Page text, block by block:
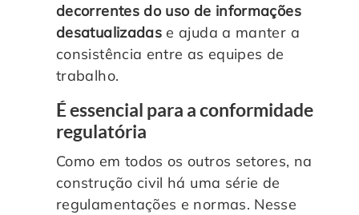
decorrentes do uso de informações
desatualizadase ajuda a manter a
consistência entre as equipes de
trabalho.
É essencial para a conformidade
regulatória
Como em todos os outros setores, na
construção civil há uma série de
regulamentações e normas. Nesse